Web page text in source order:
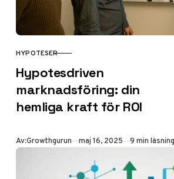
KATEGORI
HYPOTESER
Hypotesdriven
marknadsföring: din
hemliga kraft för ROI
Av:Growthgurun Publicerad
maj 16, 2025 9 min läsning